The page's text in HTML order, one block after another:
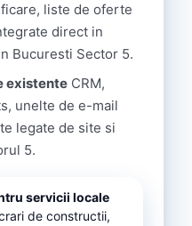
liste de oferte
direct in
Bucuresti Sector 5.
existente CRM,
unelte de e-mail
legate de site si
5.
servicii locale
de constructii,